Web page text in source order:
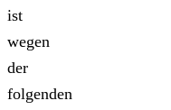
ist
wegen
der
folgenden